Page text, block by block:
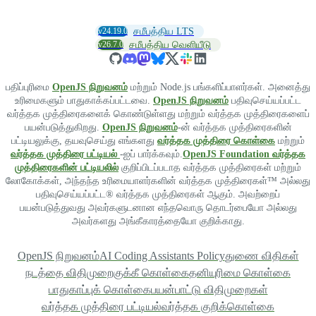
v24.19.0 சமீபத்திய LTS
v26.7.0 சமீபத்திய வெளியீடு
பதிப்புரிமை OpenJS நிறுவனம் மற்றும் Node.js பங்களிப்பாளர்கள். அனைத்து
உரிமைகளும் பாதுகாக்கப்பட்டவை. OpenJS நிறுவனம் பதிவுசெய்யப்பட்ட
வர்த்தக முத்திரைகளைக் கொண்டுள்ளது மற்றும் வர்த்தக முத்திரைகளைப்
பயன்படுத்துகிறது. OpenJS நிறுவனம்-ன் வர்த்தக முத்திரைகளின்
பட்டியலுக்கு, தயவுசெய்து எங்களது வர்த்தக முத்திரை கொள்கை மற்றும்
வர்த்தக முத்திரை பட்டியல் -ஐப் பார்க்கவும். OpenJS Foundation வர்த்தக
முத்திரைகளின் பட்டியலில் குறிப்பிடப்படாத வர்த்தக முத்திரைகள் மற்றும்
லோகோக்கள், அந்தந்த உரிமையாளர்களின் வர்த்தக முத்திரைகள்™ அல்லது
பதிவுசெய்யப்பட்ட® வர்த்தக முத்திரைகள் ஆகும். அவற்றைப்
பயன்படுத்துவது அவர்களுடனான எந்தவொரு தொடர்பையோ அல்லது
அவர்களது அங்கீகாரத்தையோ குறிக்காது.
OpenJS நிறுவனம்AI Coding Assistants Policyதுணை விதிகள்
நடத்தை விதிமுறைகுக்கீ கொள்கைதனியுரிமை கொள்கை
பாதுகாப்புக் கொள்கைபயன்பாட்டு விதிமுறைகள்
வர்த்தக முத்திரை பட்டியல்வர்த்தக குறிக்கொள்கை